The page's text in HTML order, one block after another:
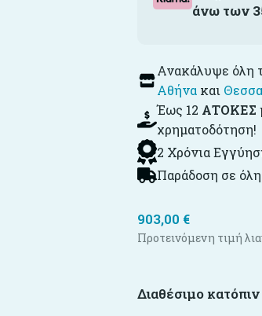
άνω των
Ανακάλυψε όλη
Αθήνακαι
Έως 12 ΑΤΟΚΕΣ
χρηματοδότηση!
2 Χρόνια
Παράδοση σε
903,00 €
Προτεινόμενη τιμή
Διαθέσιμο